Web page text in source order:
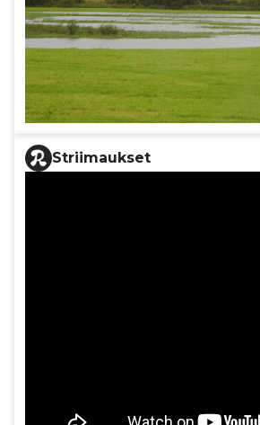
Striimaukset